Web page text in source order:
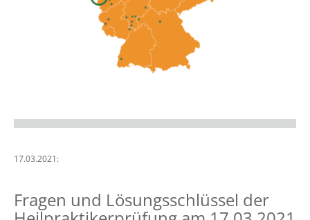
17.03.2021:
Fragen und Lösungsschlüssel der